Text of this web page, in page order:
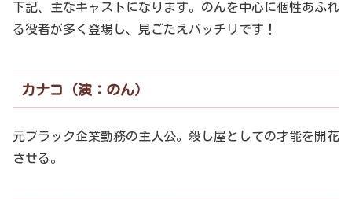
下記、主なキャストになります。のんを中心に個性あふれ
る役者が多く登場し、見ごたえバッチリです！
カナコ（演：のん）
元ブラック企業勤務の主人公。殺し屋としての才能を開花
させる。